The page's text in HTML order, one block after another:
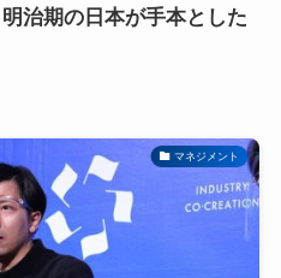
治期の日本が手本とした
マネジメント